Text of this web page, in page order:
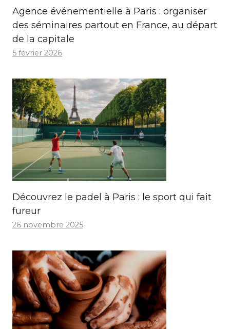
Agence événementielle à Paris : organiser
des séminaires partout en France, au départ
de la capitale
5 février 2026
Découvrez le padel à Paris : le sport qui fait
fureur
26 novembre 2025